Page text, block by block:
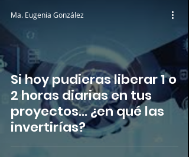
Si hoy pudieras liberar 1 o
2 horas diarias en tus
proyectos… ¿en qué las
invertirías?
Ma. Eugenia González